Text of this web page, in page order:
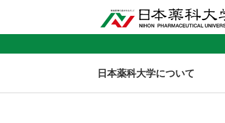
日本薬科大学について